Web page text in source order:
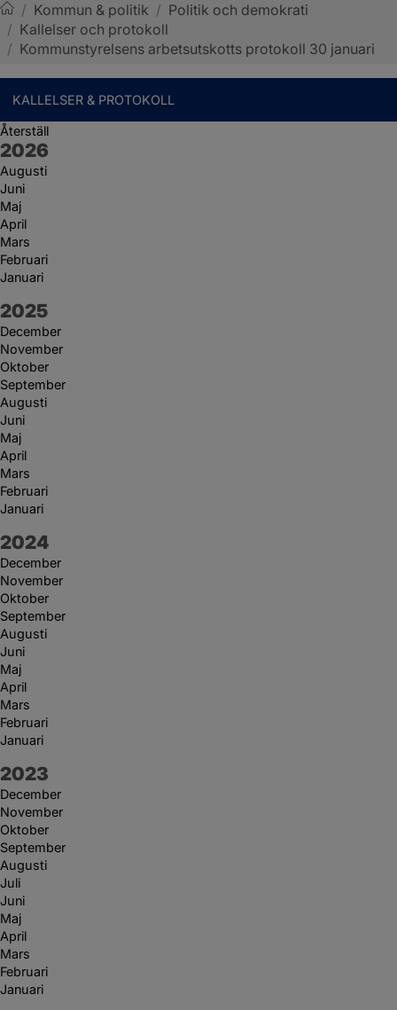
Sotenäs kommun
/ Kommun & politik / Politik och demokrati
/ Kallelser och protokoll
/ Kommunstyrelsens arbetsutskotts protokoll 30 januari
KALLELSER & PROTOKOLL
Återställ
År:
2026
Augusti
Juni
Maj
April
Mars
Februari
Januari
År:
2025
December
November
Oktober
September
Augusti
Juni
Maj
April
Mars
Februari
Januari
År:
2024
December
November
Oktober
September
Augusti
Juni
Maj
April
Mars
Februari
Januari
År:
2023
December
November
Oktober
September
Augusti
Juli
Juni
Maj
April
Mars
Februari
Januari